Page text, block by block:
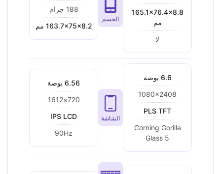
165.1x76.4x8.8
مم
لا
الجسم
188 جرام
163.7x75x8.2 مم
6.6 بوصة
1080x2408
PLS TFT
Corning Gorilla
Glass 5
الشاشة
6.56 بوصة
720×1612
IPS LCD
90Hz